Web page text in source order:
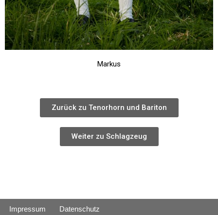
Markus
Zurück zu Tenorhorn und Bariton
Weiter zu Schlagzeug
Impressum Datenschutz